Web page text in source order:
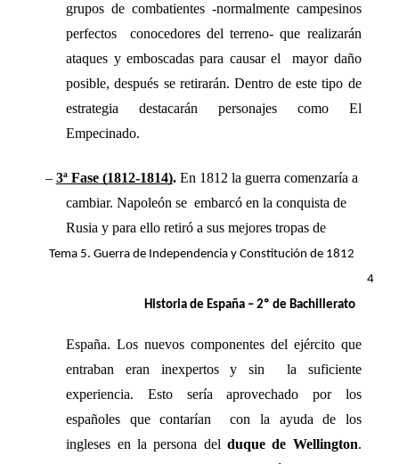
grupos de combatientes -normalmente campesinos
perfectos  conocedores del terreno- que realizarán
ataques y emboscadas para causar el  mayor daño
posible, después se retirarán. Dentro de este tipo de
estrategia destacarán personajes como El
Empecinado.
– 3ª Fase (1812-1814). En 1812 la guerra comenzaría a
cambiar. Napoleón se  embarcó en la conquista de
Rusia y para ello retiró a sus mejores tropas de
Tema 5. Guerra de Independencia y Constitución de 1812
4
Historia de España – 2º de Bachillerato
España. Los nuevos componentes del ejército que
entraban eran inexpertos y sin  la suficiente
experiencia. Esto sería aprovechado por los
españoles que contarían  con la ayuda de los
ingleses en la persona del duque de Wellington.